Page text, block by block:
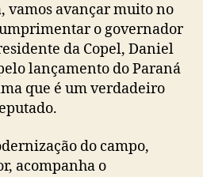
vamos avançar muito no
o governador
da Copel, Daniel
lançamento do Paraná
que é um verdadeiro
do campo,
acompanha o